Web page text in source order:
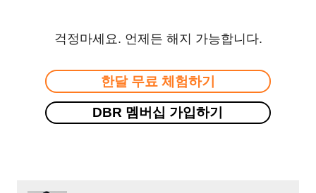
걱정마세요. 언제든 해지 가능합니다.
한달 무료 체험하기
DBR 멤버십 가입하기